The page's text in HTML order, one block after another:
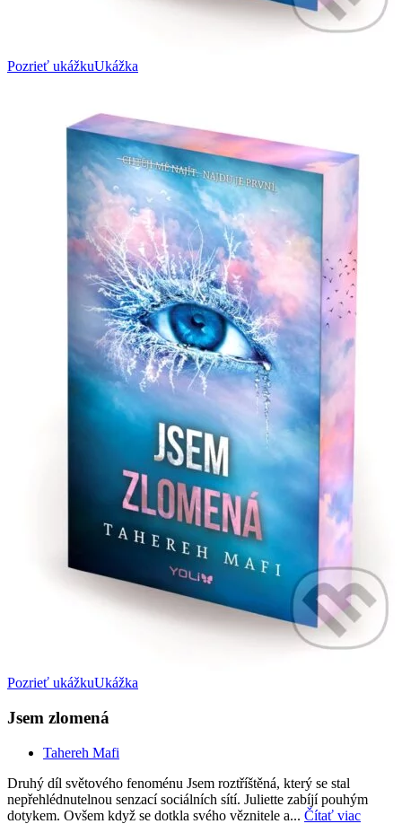
Pozrieť ukážkuUkážka
Pozrieť ukážkuUkážka
Jsem zlomená
Tahereh Mafi
Druhý díl světového fenoménu Jsem roztříštěná, který se stal
nepřehlédnutelnou senzací sociálních sítí. Juliette zabíjí pouhým
dotykem. Ovšem když se dotkla svého věznitele a... Čítať viac